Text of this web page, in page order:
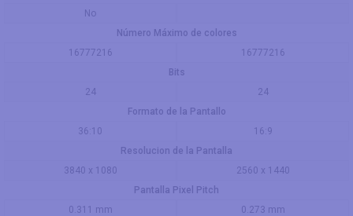
No
Número Máximo de colores
16777216
16777216
Bits
24
24
Formato de la Pantallo
36:10
16:9
Resolucion de la Pantalla
3840 x 1080
2560 x 1440
Pantalla Pixel Pitch
0.311 mm
0.273 mm